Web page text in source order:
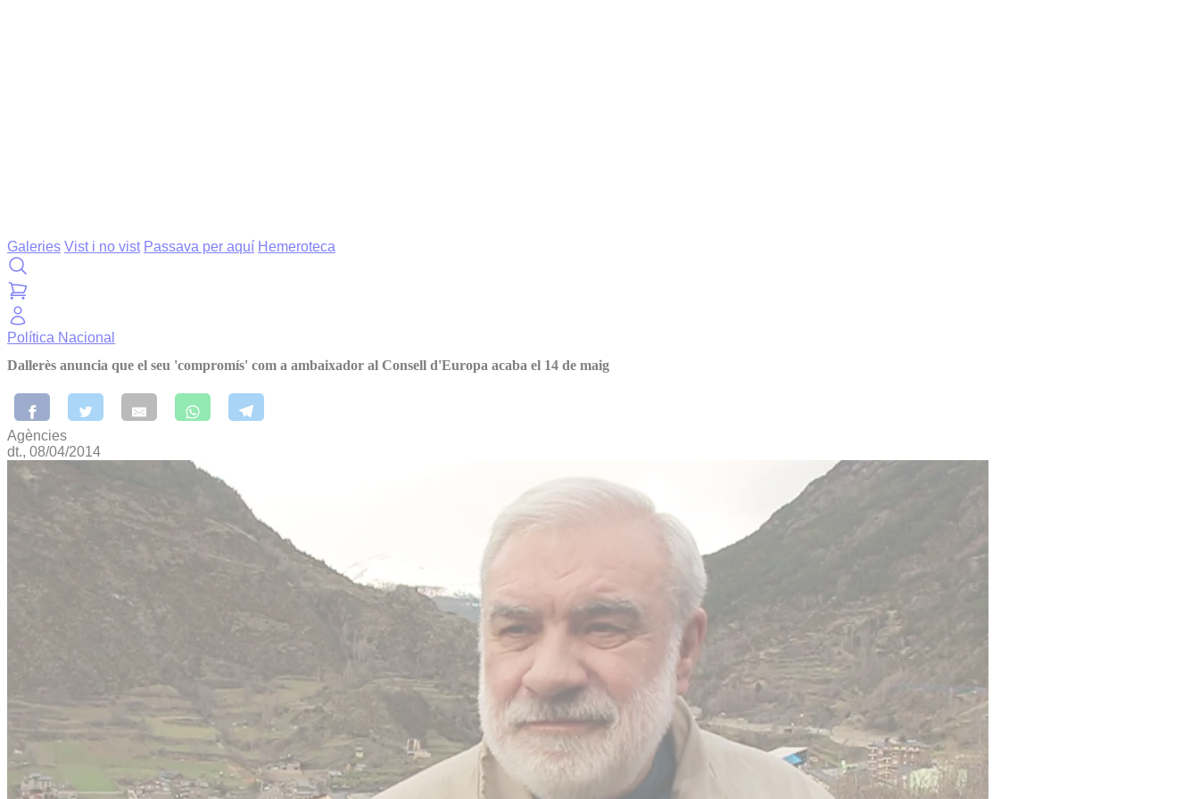
Galeries Vist i no vist Passava per aquí Hemeroteca
Política Nacional
Dallerès anuncia que el seu 'compromís' com a ambaixador al Consell d'Europa acaba el 14 de maig
Agències
dt., 08/04/2014